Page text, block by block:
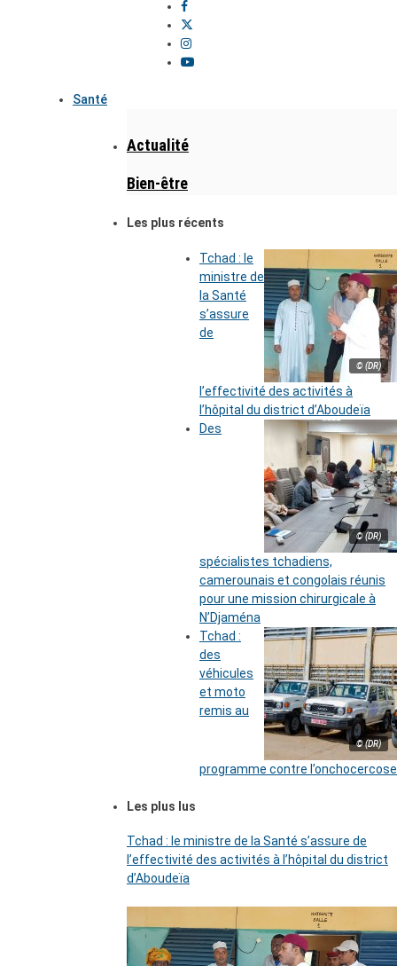
Santé
Actualité
Bien-être
Les plus récents
© (DR)
Tchad : le
ministre de
la Santé
s’assure
de
l’effectivité des activités à
l’hôpital du district d’Aboudeïa
© (DR)
Des
spécialistes tchadiens,
camerounais et congolais réunis
pour une mission chirurgicale à
N’Djaména
© (DR)
Tchad :
des
véhicules
et moto
remis au
programme contre l’onchocercose
Les plus lus
Tchad : le ministre de la Santé s’assure de
l’effectivité des activités à l’hôpital du district
d’Aboudeïa